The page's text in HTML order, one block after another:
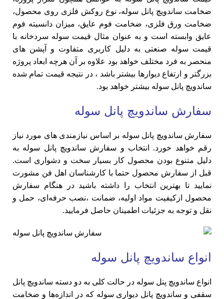
ضخامت ساندویچ پانل سوله، نوع روکش فلزی روی محصول،
ضخامت ورق فلزی، ضخامت فوم عایق، میزان دانسیته فوم
عایق وابسته است و به عنوان مثال قیمت سوله سردخانه با
قیمت سوله صنعتی به دلیل کاربری متفاوت و آپشن های
منحصر به فرد مختلف خواهد بود علاوه بر آن هرچه ابعاد پروژه
بزرگتر و ارتفاع دیوارها بیشتر باشد ، در نتیجه قیمت تمام شده
ساندویچ پانل سوله بیشتر خواهد بود.
سفارش ساندویچ پانل سوله
سفارش ساندویچ پانل سوله بر اساس نیازمندی های مورد نیاز
رقم خواهد خورد. انتخاب و سفارش ساندویچ پانل سوله به
دلیل متنوع بودن محصول کار بسیار سخت و دشواری است.
قبل از سفارش محصول حتما با کارشناسان اهل فن مشورت
نمایید تا بهترین انتخاب را داشته باشید در هنگام سفارش
محصول ازکیفیت مواد اولیه، ضمانت ،نصب حرفه‌ای، حمل و
نقل و توجه به جزئیات اطمینان حاصل فرمایید.
انواع ساندویچ پانل سوله
انواع ساندویچ پنل‌ سوله در حالت کلی به دو دسته ساندویچ پانل
سقفی و ساندویچ پانل دیواری سوله که در اندازه‌ها و ضخامت